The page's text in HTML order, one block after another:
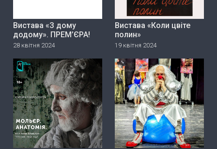
Вистава «З дому
додому». ПРЕМ’ЄРА!
28 квітня 2024
Вистава «Коли цвіте
полин»
19 квітня 2024